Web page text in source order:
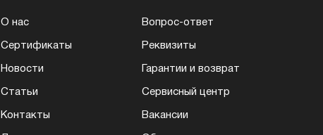
О нас
Сертификаты
Новости
Статьи
Контакты
Вопрос-ответ
Реквизиты
Гарантии и возврат
Сервисный центр
Вакансии